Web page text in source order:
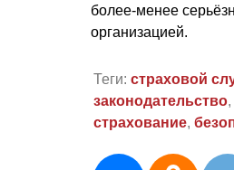
более-менее
организацией.
Теги: страховой
законодательство,
страхование,